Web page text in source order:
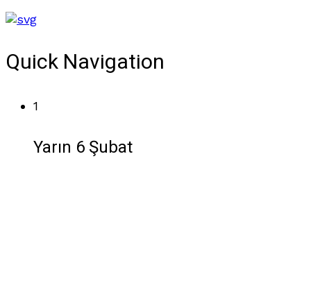
Quick Navigation
1
Yarın 6 Şubat